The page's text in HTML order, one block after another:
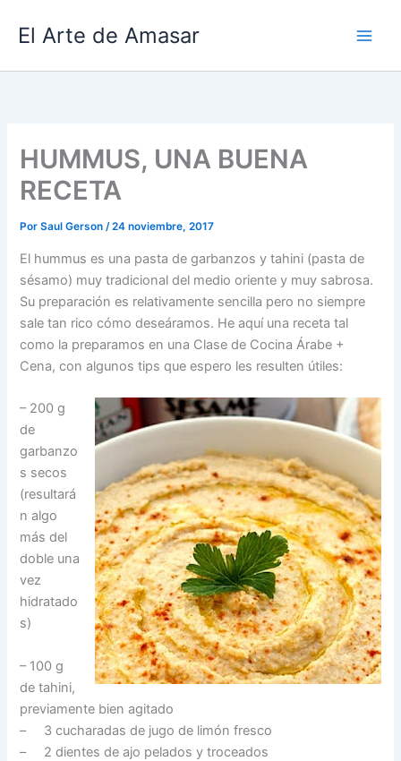
El Arte de Amasar
HUMMUS, UNA BUENA
RECETA
PorSaul Gerson/24 noviembre, 2017
El hummus es una pasta de garbanzos y tahini (pasta de
sésamo) muy tradicional del medio oriente y muy sabrosa.
Su preparación es relativamente sencilla pero no siempre
sale tan rico cómo deseáramos. He aquí una receta tal
como la preparamos en una Clase de Cocina Árabe +
Cena, con algunos tips que espero les resulten útiles:
– 200 g
de
garbanzo
s secos
(resultará
n algo
más del
doble una
vez
hidratado
s)
– 100 g
de tahini,
previamente bien agitado
– 3 cucharadas de jugo de limón fresco
– 2 dientes de ajo pelados y troceados